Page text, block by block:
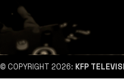
© COPYRIGHT 2026: KFP